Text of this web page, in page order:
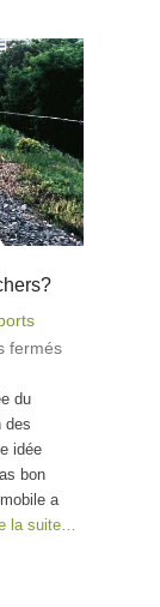
fermés
du
des
idée
bon
a
la suite…